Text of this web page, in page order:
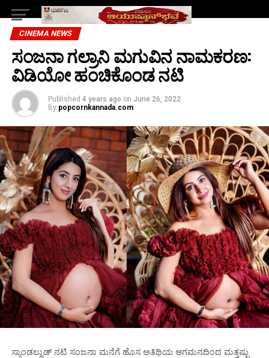
CINEMA NEWS
ಸಂಜನಾ ಗಲ್ರಾನಿ ಮಗುವಿನ ನಾಮಕರಣ:
ವಿಡಿಯೋ ಹಂಚಿಕೊಂಡ ನಟಿ
Published 4 years ago on June 26, 2022
By popcornkannada.com
ಸ್ಯಾಂಡಲ್ವುಡ್ ನಟಿ ಸಂಜನಾ ಮನೆಗೆ ಹೊಸ ಅತಿಥಿಯ ಆಗಮನದಿಂದ ಮತ್ತಷ್ಟು